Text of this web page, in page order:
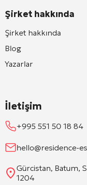
Şirket hakkında
Şirket hakkında
Blog
Yazarlar
İletişim
+995 551 50 18 84
hello@residence-
Gürcistan, Batum,
1204